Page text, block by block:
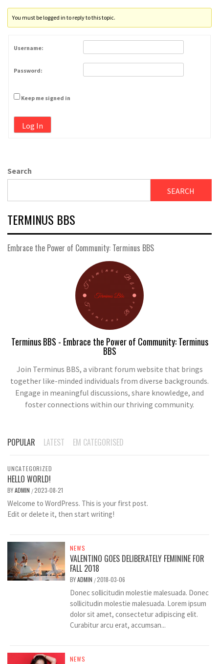
You must be logged in to reply to this topic.
Username:
Password:
Keep me signed in
Log In
Search
SEARCH
TERMINUS BBS
Embrace the Power of Community: Terminus BBS
Terminus BBS - Embrace the Power of Community: Terminus
BBS
Join Terminus BBS, a vibrant forum website that brings
together like-minded individuals from diverse backgrounds.
Engage in meaningful discussions, share knowledge, and
foster connections within our thriving community.
POPULAR LATEST EM CATEGORISED
UNCATEGORIZED
HELLO WORLD!
BYADMIN /2023-08-21
Welcome to WordPress. This is your first post.
Edit or delete it, then start writing!
NEWS
VALENTINO GOES DELIBERATELY FEMININE FOR
FALL 2018
BYADMIN /2018-03-06
Donec sollicitudin molestie malesuada. Donec
sollicitudin molestie malesuada. Lorem ipsum
dolor sit amet, consectetur adipiscing elit.
Curabitur arcu erat, accumsan...
NEWS